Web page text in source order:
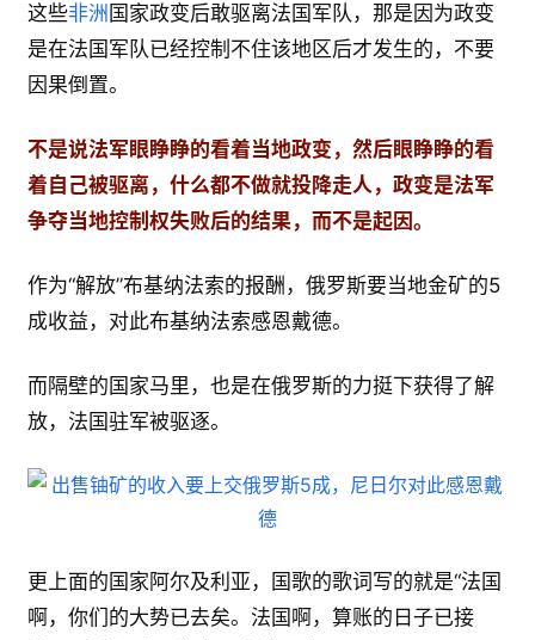
这些非洲 国家政变后敢驱离法国军队，那是因为政变
是在法国军队已经控制不住该地区后才发生的，不要
因果倒置。
不是说法军眼睁睁的看着当地政变，然后眼睁睁的看
着自己被驱离，什么都不做就投降走人，政变是法军
争夺当地控制权失败后的结果，而不是起因。
作为“解放”布基纳法索的报酬，俄罗斯要当地金矿的5
成收益，对此布基纳法索感恩戴德。
而隔壁的国家马里，也是在俄罗斯的力挺下获得了解
放，法国驻军被驱逐。
更上面的国家阿尔及利亚，国歌的歌词写的就是“法国
啊，你们的大势已去矣。法国啊，算账的日子已接